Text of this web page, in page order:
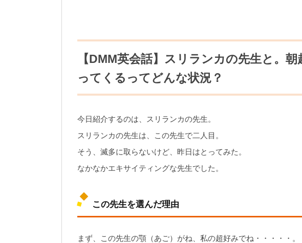
【DMM英会話】スリランカの先生と。
ってくるってどんな状況？
今日紹介するのは、スリランカの先生。
スリランカの先生は、この先生で二人目。
そう、滅多に取らないけど、昨日はとってみた。
なかなかエキサイティングな先生でした。
この先生を選んだ理由
まず、この先生の顎（あご）がね、私の超好みでね・・・・・。